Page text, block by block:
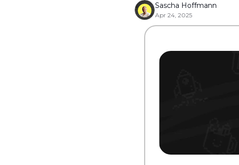
Sascha Hoffmann
Apr 24, 2025